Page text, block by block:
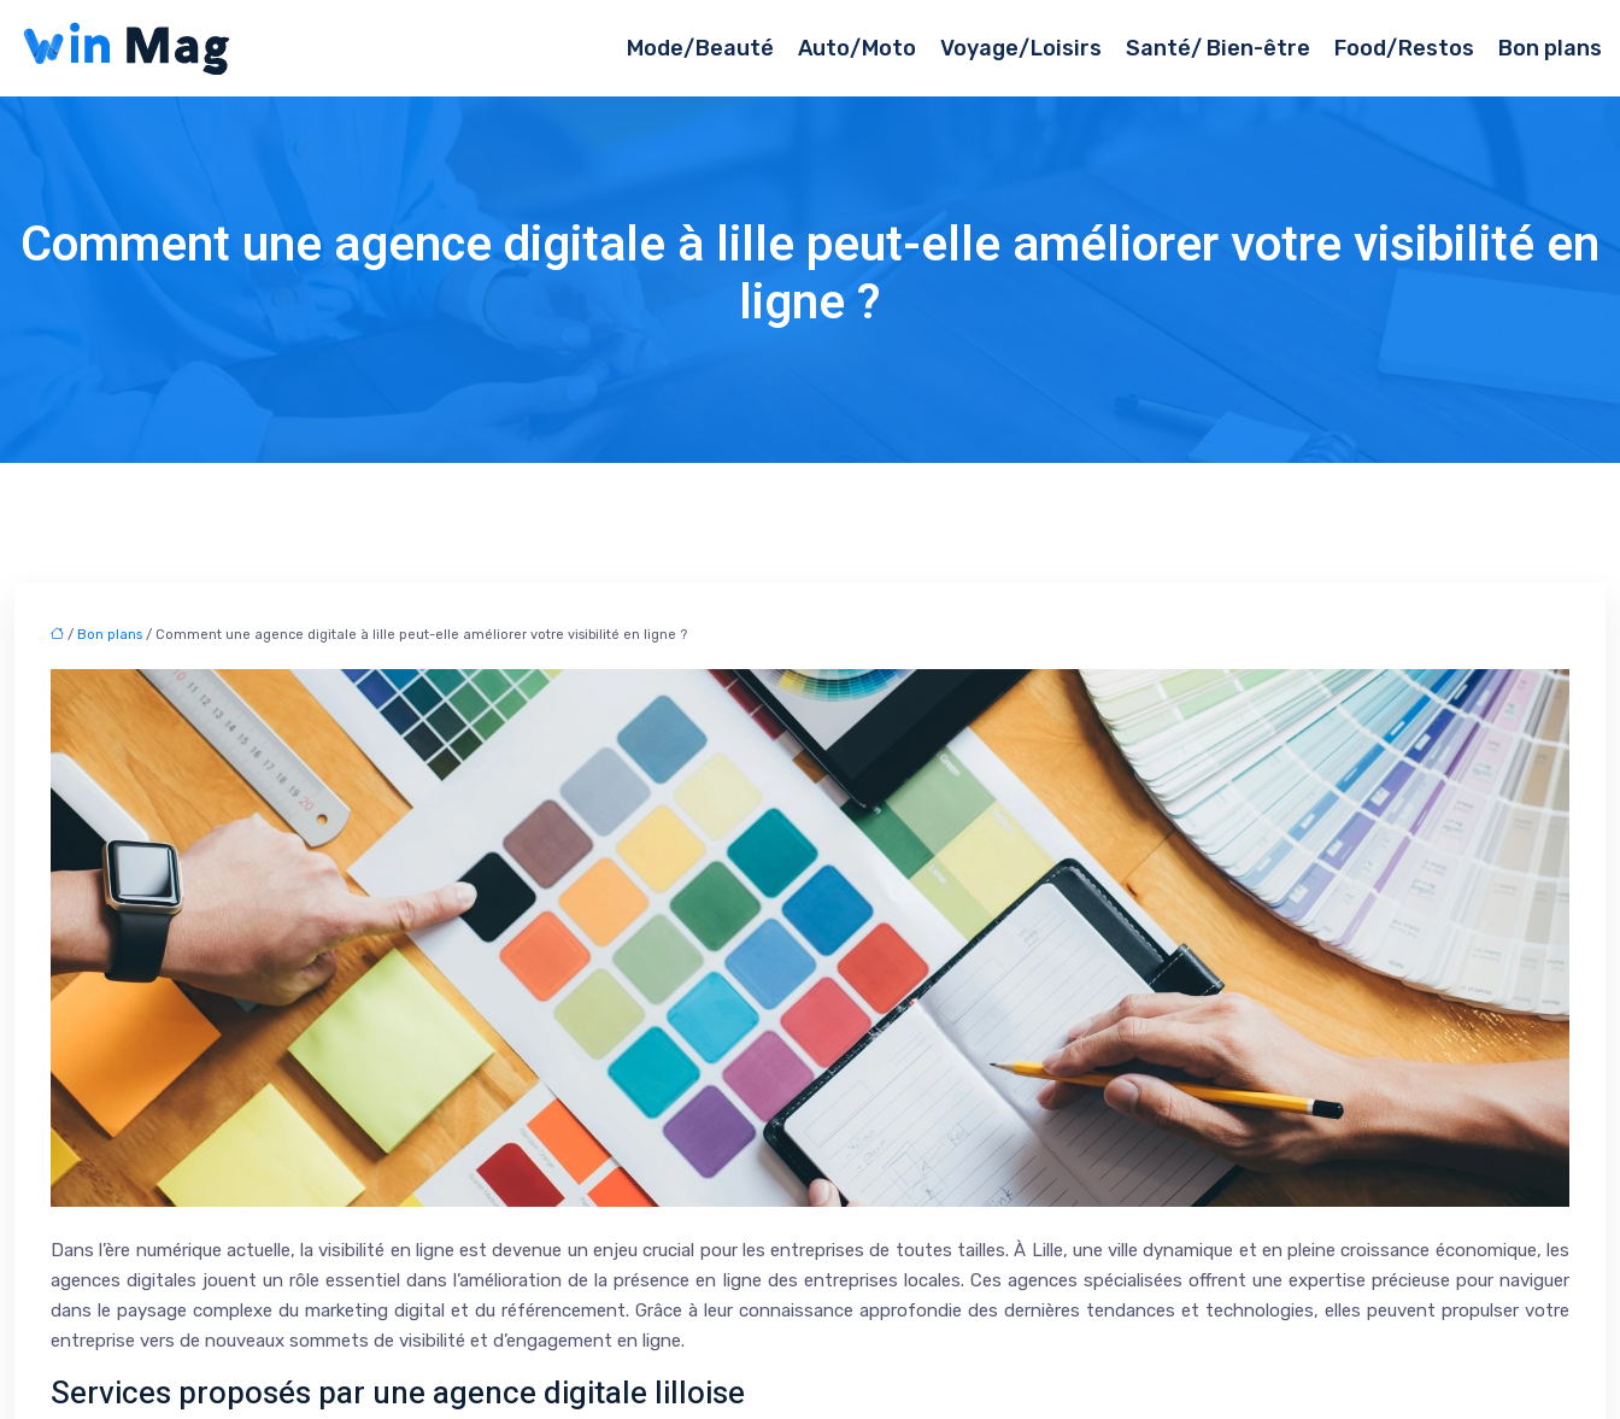
Mode/Beauté Auto/Moto Voyage/Loisirs Santé/ Bien-être Food/Restos Bon plans
Comment une agence digitale à lille peut-elle améliorer votre visibilité en
ligne ?
/ Bon plans / Comment une agence digitale à lille peut-elle améliorer votre visibilité en ligne ?
Dans l’ère numérique actuelle, la visibilité en ligne est devenue un enjeu crucial pour les entreprises de toutes tailles. À Lille, une ville dynamique et en pleine croissance économique, les
agences digitales jouent un rôle essentiel dans l’amélioration de la présence en ligne des entreprises locales. Ces agences spécialisées offrent une expertise précieuse pour naviguer
dans le paysage complexe du marketing digital et du référencement. Grâce à leur connaissance approfondie des dernières tendances et technologies, elles peuvent propulser votre
entreprise vers de nouveaux sommets de visibilité et d’engagement en ligne.
Services proposés par une agence digitale lilloise